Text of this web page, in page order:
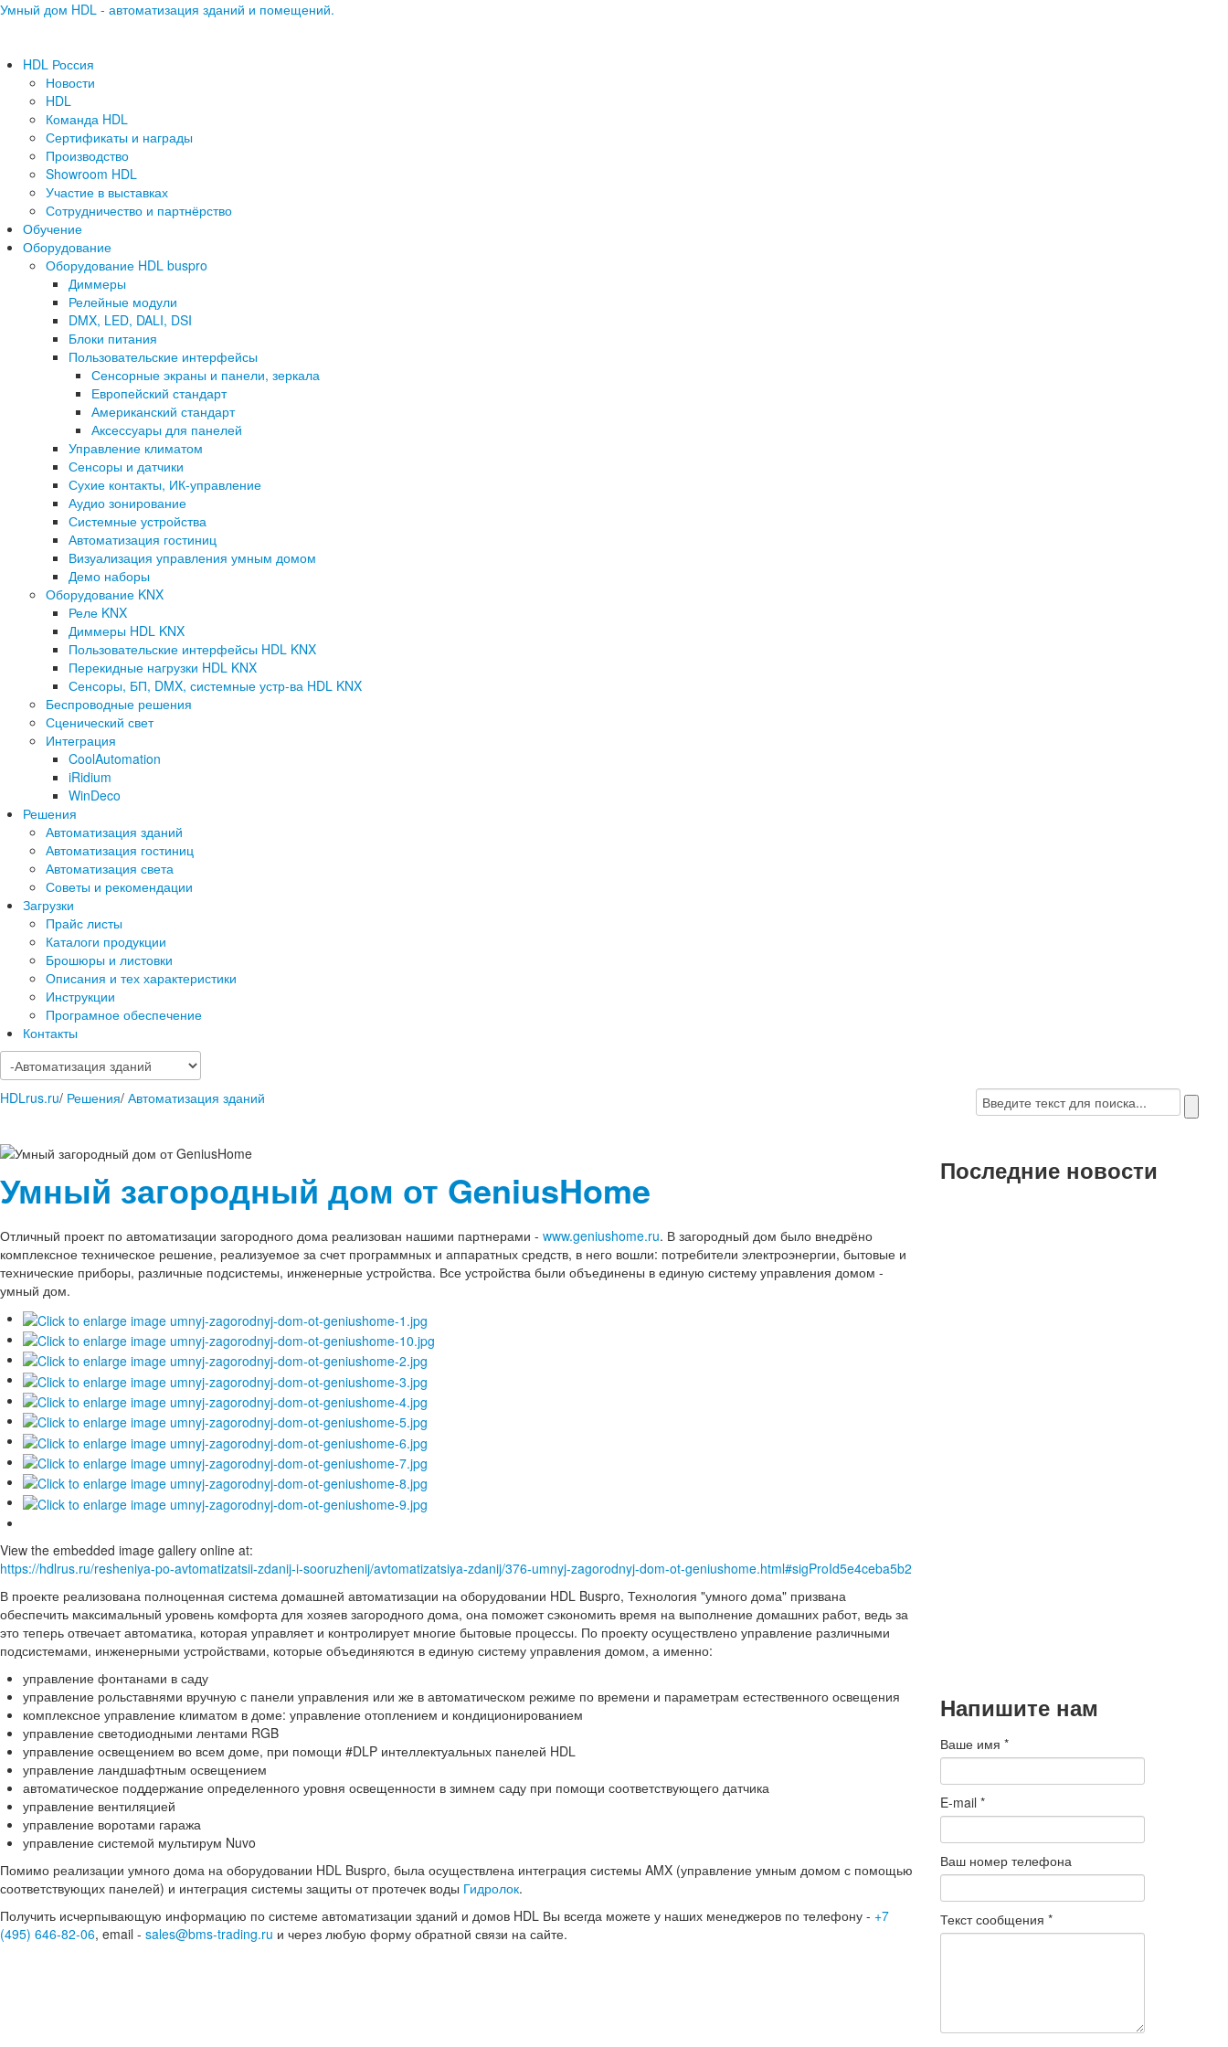
Умный дом HDL - автоматизация зданий и помещений.
HDL Россия
Новости
HDL
Команда HDL
Сертификаты и награды
Производство
Showroom HDL
Участие в выставках
Сотрудничество и партнёрство
Обучение
Оборудование
Оборудование HDL buspro
Диммеры
Релейные модули
DMX, LED, DALI, DSI
Блоки питания
Пользовательские интерфейсы
Сенсорные экраны и панели, зеркала
Европейский стандарт
Американский стандарт
Аксессуары для панелей
Управление климатом
Сенсоры и датчики
Сухие контакты, ИК-управление
Аудио зонирование
Системные устройства
Автоматизация гостиниц
Визуализация управления умным домом
Демо наборы
Оборудование KNX
Реле KNX
Диммеры HDL KNX
Пользовательские интерфейсы HDL KNX
Перекидные нагрузки HDL KNX
Сенсоры, БП, DMX, системные устр-ва HDL KNX
Беспроводные решения
Сценический свет
Интеграция
CoolAutomation
iRidium
WinDeco
Решения
Автоматизация зданий
Автоматизация гостиниц
Автоматизация света
Советы и рекомендации
Загрузки
Прайс листы
Каталоги продукции
Брошюры и листовки
Описания и тех характеристики
Инструкции
Програмное обеспечение
Контакты
HDLrus.ru/ Решения/ Автоматизация зданий
Умный загородный дом от GeniusHome
Отличный проект по автоматизации загородного дома реализован нашими партнерами - www.geniushome.ru. В загородный дом было внедрёно
комплексное техническое решение, реализуемое за счет программных и аппаратных средств, в него вошли: потребители электроэнергии, бытовые и
технические приборы, различные подсистемы, инженерные устройства. Все устройства были объединены в единую систему управления домом -
умный дом.
View the embedded image gallery online at:
https://hdlrus.ru/resheniya-po-avtomatizatsii-zdanij-i-sooruzhenij/avtomatizatsiya-zdanij/376-umnyj-zagorodnyj-dom-ot-geniushome.html#sigProId5e4ceba5b2
В проекте реализована полноценная система домашней автоматизации на оборудовании HDL Buspro, Технология "умного дома" призвана
обеспечить максимальный уровень комфорта для хозяев загородного дома, она поможет сэкономить время на выполнение домашних работ, ведь за
это теперь отвечает автоматика, которая управляет и контролирует многие бытовые процессы. По проекту осуществлено управление различными
подсистемами, инженерными устройствами, которые объединяются в единую систему управления домом, а именно:
управление фонтанами в саду
управление рольставнями вручную с панели управления или же в автоматическом режиме по времени и параметрам естественного освещения
комплексное управление климатом в доме: управление отоплением и кондиционированием
управление светодиодными лентами RGB
управление освещением во всем доме, при помощи #DLP интеллектуальных панелей HDL
управление ландшафтным освещением
автоматическое поддержание определенного уровня освещенности в зимнем саду при помощи соответствующего датчика
управление вентиляцией
управление воротами гаража
управление системой мультирум Nuvo
Помимо реализации умного дома на оборудовании HDL Buspro, была осуществлена интеграция системы AMX (управление умным домом с помощью
соответствующих панелей) и интеграция системы защиты от протечек воды Гидролок.
Получить исчерпывающую информацию по системе автоматизации зданий и домов HDL Вы всегда можете у наших менеджеров по телефону - +7
(495) 646-82-06, email - sales@bms-trading.ru и через любую форму обратной связи на сайте.
Последние новости
Напишите нам
Ваше имя*
E-mail*
Ваш номер телефона
Текст сообщения*